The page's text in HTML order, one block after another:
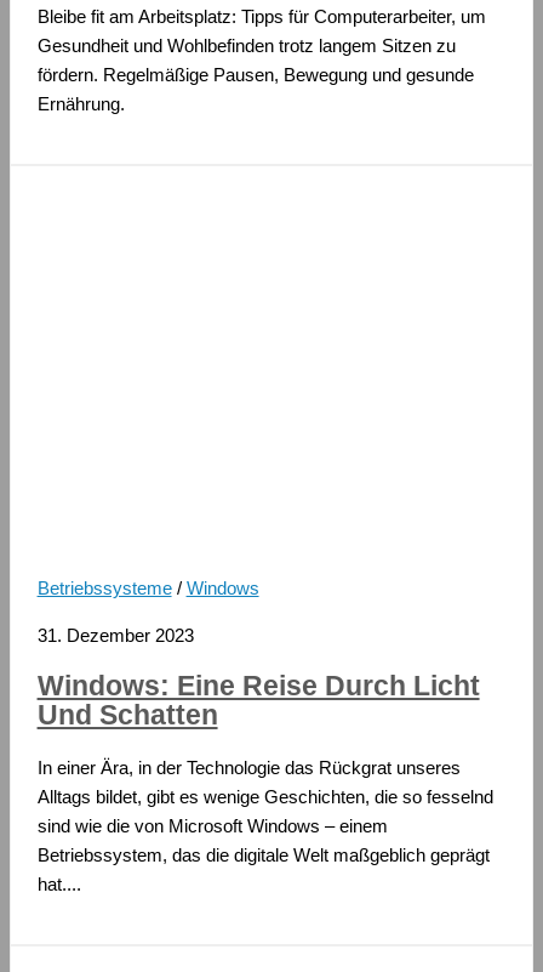
Bleibe fit am Arbeitsplatz: Tipps für Computerarbeiter, um
Gesundheit und Wohlbefinden trotz langem Sitzen zu
fördern. Regelmäßige Pausen, Bewegung und gesunde
Ernährung.
Betriebssysteme/ Windows
31. Dezember 2023
Windows: Eine Reise Durch Licht
Und Schatten
In einer Ära, in der Technologie das Rückgrat unseres
Alltags bildet, gibt es wenige Geschichten, die so fesselnd
sind wie die von Microsoft Windows – einem
Betriebssystem, das die digitale Welt maßgeblich geprägt
hat....